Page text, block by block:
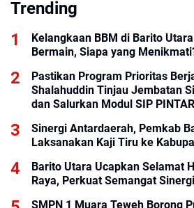
Trending
Kelangkaan BBM di Barito
Bermain, Siapa yang
Pastikan Program Prioritas
Shalahuddin Tinjau Jembatan
dan Salurkan Modul SIP PINTAR
Sinergi Antardaerah, Pemkab
Laksanakan Kaji Tiru ke
Barito Utara Ucapkan Selamat
Raya, Perkuat Semangat
SMPN 1 Muara Teweh Borong